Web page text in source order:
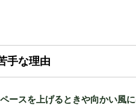
手な理由
ペースを上げるときや向かい風